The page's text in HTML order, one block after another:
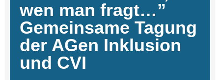
wen man fragt…”
Gemein­sa­me Tagung
der AGen Inklu­si­on
und CVI